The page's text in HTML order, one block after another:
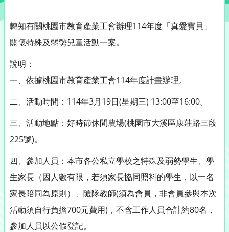
轉知有關桃園市教育產業工會辦理114年度「真愛寶貝」
關懷特殊及弱勢兒童活動一案。
說明：
一、依據桃園市教育產業工會114年度計畫辦理。
二、活動時間：114年3月19日(星期三) 13:00至16:00。
三、活動地點：好時節休閒農場(桃園市大溪區康莊路三段
225號)。
四、參加人員：本市各公私立學校之特殊及弱勢學生、學
生家長（因人數有限，若須家長協同照料的學生，以一名
家長陪同為原則）、隨隊教師(須為會員，非會員參與本次
活動須自行負擔700元費用)，不含工作人員合計約80名，
參加人員以公假登記。